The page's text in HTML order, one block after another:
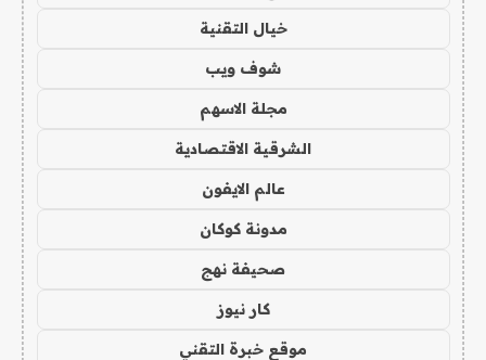
خيال التقنية
شوف ويب
مجلة الاسهم
الشرقية الاقتصادية
عالم الايفون
مدونة كوكان
صحيفة نهج
كار نيوز
موقع خبرة التقني